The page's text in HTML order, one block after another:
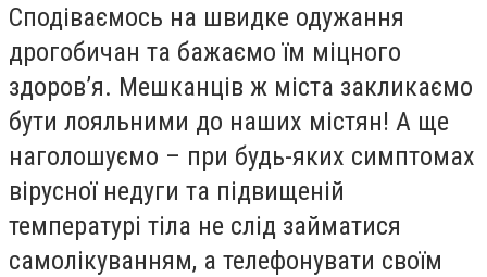
Сподіваємось на швидке одужання
дрогобичан та бажаємо їм міцного
здоров’я. Мешканців ж міста закликаємо
бути лояльними до наших містян! А ще
наголошуємо – при будь-яких симптомах
вірусної недуги та підвищеній
температурі тіла не слід займатися
самолікуванням, а телефонувати своїм